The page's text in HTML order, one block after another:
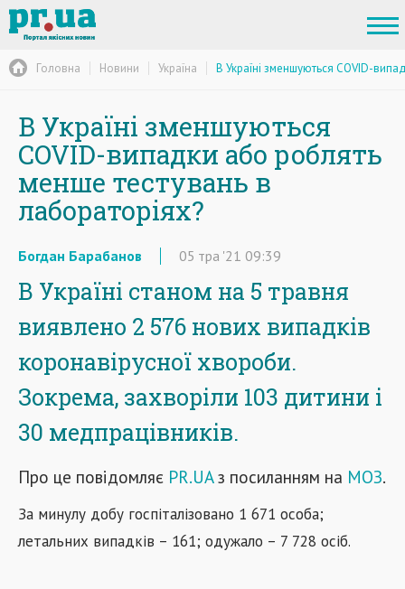
Головна Новини Україна В Україні зменшуються COVID-
В Україні зменшуються
COVID-випадки або роблять
менше тестувань в
лабораторіях?
Богдан Барабанов 05 тра '21 09:39
В Україні станом на 5 травня
виявлено 2 576 нових випадків
коронавірусної хвороби.
Зокрема, захворіли 103 дитини і
30 медпрацівників.
Про це повідомляє PR.UAз посиланням на МОЗ.
За минулу добу госпіталізовано 1 671 особа;
летальних випадків – 161; одужало – 7 728 осіб.